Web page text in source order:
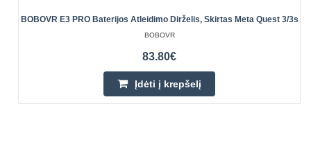
BOBOVR E3 PRO Baterijos Atleidimo Dirželis, Skirtas Meta Quest 3/3s
BOBOVR
83.80€
Įdėti į krepšelį